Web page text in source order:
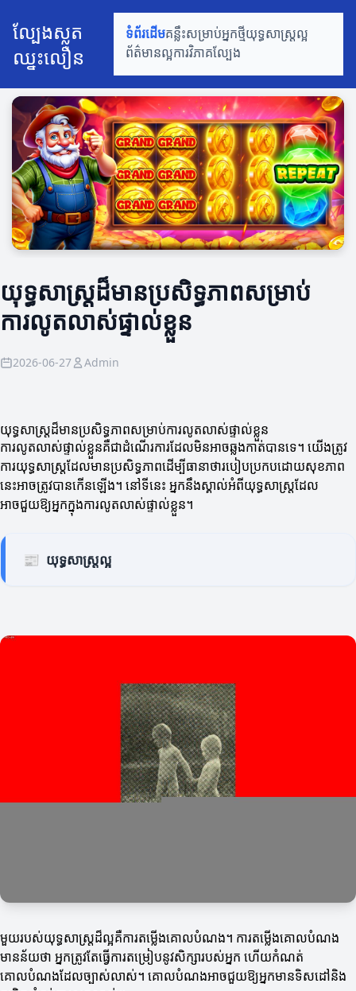
ល្បែងស្លត
ឈ្នះលឿន
ទំព័រដើមគន្លឹះសម្រាប់អ្នកថ្មីយុទ្ធសាស្ត្រល្អ
ព័ត៌មានល្អការវិភាគល្បែង
យុទ្ធសាស្ត្រ​ដ៏មានប្រសិទ្ធភាពសម្រាប់
ការលូតលាស់ផ្ទាល់ខ្លួន
2026-06-27 Admin
យុទ្ធសាស្ត្រ​ដ៏មានប្រសិទ្ធភាពសម្រាប់ការលូតលាស់ផ្ទាល់ខ្លួន
ការលូតលាស់ផ្ទាល់ខ្លួនគឺជាដំណើរការដែលមិនអាចឆ្លងកាត់បានទេ។ យើងត្រូវ
ការយុទ្ធសាស្ត្រដែលមានប្រសិទ្ធភាពដើម្បីធានាថារបៀបប្រកបដោយសុខភាព
នេះអាចត្រូវបានកើនឡើង។ នៅទីនេះ អ្នកនឹងស្គាល់អំពីយុទ្ធសាស្ត្រដែល
អាចជួយឱ្យអ្នកក្នុងការលូតលាស់ផ្ទាល់ខ្លួន។
📰 យុទ្ធសាស្ត្រល្អ
មួយរបស់យុទ្ធសាស្ត្រដ៏ល្អគឺការតម្លើងគោលបំណង។ ការតម្លើងគោលបំណង
មានន័យថា អ្នកត្រូវតែធ្វើការតម្រៀបនូវសិក្សារបស់អ្នក ហើយកំណត់
គោលបំណងដែលច្បាស់លាស់។ គោលបំណងអាចជួយឱ្យអ្នកមានទិសដៅនិង